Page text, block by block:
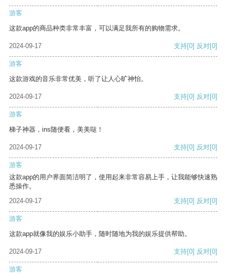
游客
这款app的商品种类非常丰富，可以满足我所有的购物需求。
2024-09-17 支持[0] 反对[0]
游客
这款游戏的音乐非常优美，听了让人心旷神怡。
2024-09-17 支持[0] 反对[0]
游客
梯子神器，ins随便看，美美哒！
2024-09-17 支持[0] 反对[0]
游客
这款app的用户界面简洁明了，使用起来非常容易上手，让我能够快速熟
悉操作。
2024-09-17
支持[0] 反对[0]
游客
这款app就像我的娱乐小助手，随时随地为我的娱乐提供帮助。
2024-09-17 支持[0] 反对[0]
游客